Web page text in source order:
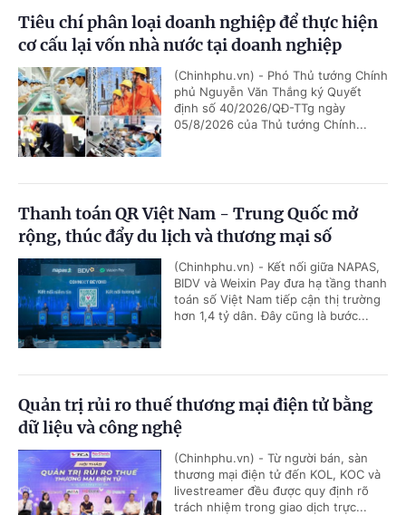
Tiêu chí phân loại doanh nghiệp để thực hiện
cơ cấu lại vốn nhà nước tại doanh nghiệp
(Chinhphu.vn) - Phó Thủ tướng Chính
phủ Nguyễn Văn Thắng ký Quyết
định số 40/2026/QĐ-TTg ngày
05/8/2026 của Thủ tướng Chính...
Thanh toán QR Việt Nam - Trung Quốc mở
rộng, thúc đẩy du lịch và thương mại số
(Chinhphu.vn) - Kết nối giữa NAPAS,
BIDV và Weixin Pay đưa hạ tầng thanh
toán số Việt Nam tiếp cận thị trường
hơn 1,4 tỷ dân. Đây cũng là bước...
Quản trị rủi ro thuế thương mại điện tử bằng
dữ liệu và công nghệ
(Chinhphu.vn) - Từ người bán, sàn
thương mại điện tử đến KOL, KOC và
livestreamer đều được quy định rõ
trách nhiệm trong giao dịch trực...